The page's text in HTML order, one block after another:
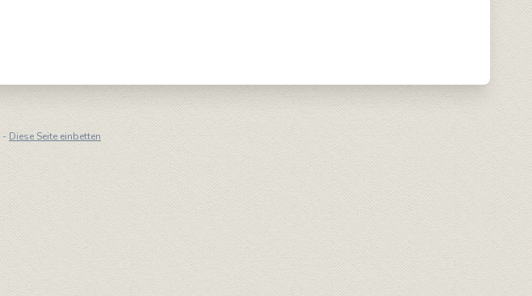
- Diese Seite einbetten